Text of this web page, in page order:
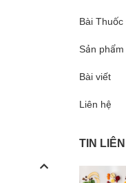
Bài
Sản phẩm
Bài viết
Liên hệ
TIN